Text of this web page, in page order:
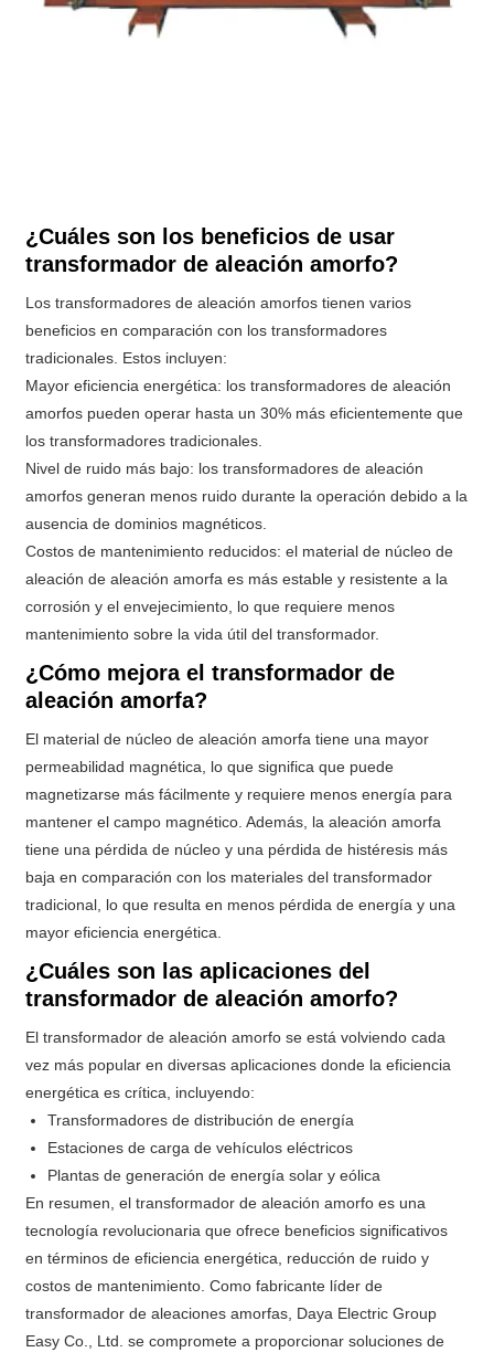
¿Cuáles son los beneficios de usar
transformador de aleación amorfo?
Los transformadores de aleación amorfos tienen varios
beneficios en comparación con los transformadores
tradicionales. Estos incluyen:
Mayor eficiencia energética: los transformadores de aleación
amorfos pueden operar hasta un 30% más eficientemente que
los transformadores tradicionales.
Nivel de ruido más bajo: los transformadores de aleación
amorfos generan menos ruido durante la operación debido a la
ausencia de dominios magnéticos.
Costos de mantenimiento reducidos: el material de núcleo de
aleación de aleación amorfa es más estable y resistente a la
corrosión y el envejecimiento, lo que requiere menos
mantenimiento sobre la vida útil del transformador.
¿Cómo mejora el transformador de
aleación amorfa?
El material de núcleo de aleación amorfa tiene una mayor
permeabilidad magnética, lo que significa que puede
magnetizarse más fácilmente y requiere menos energía para
mantener el campo magnético. Además, la aleación amorfa
tiene una pérdida de núcleo y una pérdida de histéresis más
baja en comparación con los materiales del transformador
tradicional, lo que resulta en menos pérdida de energía y una
mayor eficiencia energética.
¿Cuáles son las aplicaciones del
transformador de aleación amorfo?
El transformador de aleación amorfo se está volviendo cada
vez más popular en diversas aplicaciones donde la eficiencia
energética es crítica, incluyendo:
Transformadores de distribución de energía
Estaciones de carga de vehículos eléctricos
Plantas de generación de energía solar y eólica
En resumen, el transformador de aleación amorfo es una
tecnología revolucionaria que ofrece beneficios significativos
en términos de eficiencia energética, reducción de ruido y
costos de mantenimiento. Como fabricante líder de
transformador de aleaciones amorfas, Daya Electric Group
Easy Co., Ltd. se compromete a proporcionar soluciones de